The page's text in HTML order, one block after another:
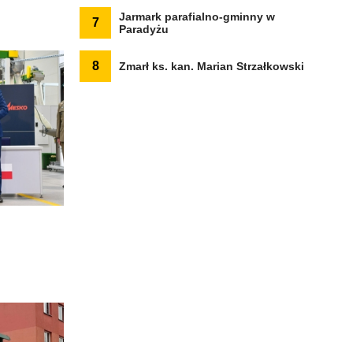
7
Jarmark parafialno-gminny w
Paradyżu
8 Zmarł ks. kan. Marian Strzałkowski